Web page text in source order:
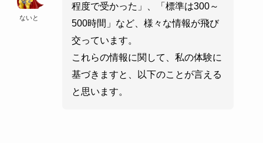
ないと
程度で受かった」、「標準は300～
500時間」など、様々な情報が飛び
交っています。
これらの情報に関して、私の体験に
基づきますと、以下のことが言える
と思います。